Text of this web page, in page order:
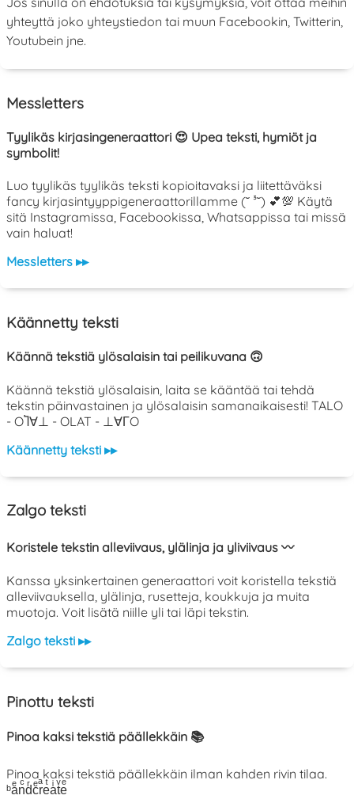
yhteyttä joko yhteystiedon tai muun Facebookin, Twitterin,
Youtubein jne.
Messletters
Tyylikäs kirjasingeneraattori 😍 Upea teksti, hymiöt ja
symbolit!
Luo tyylikäs tyylikäs teksti kopioitavaksi ja liitettäväksi
fancy kirjasintyyppigeneraattorillamme (˘ ³˘) 💕💯 Käytä
sitä Instagramissa, Facebookissa, Whatsappissa tai missä
vain haluat!
Messletters ▸▸
Käännetty teksti
Käännä tekstiä ylösalaisin tai peilikuvana 🙃
Käännä tekstiä ylösalaisin, laita se kääntää tai tehdä
tekstin päinvastainen ja ylösalaisin samanaikaisesti! TALO
- OႨ∀⊥ - OLAT - ⊥∀ΓO
Käännetty teksti ▸▸
Zalgo teksti
Koristele tekstin alleviivaus, ylälinja ja yliviivaus 〰️
Kanssa yksinkertainen generaattori voit koristella tekstiä
alleviivauksella, ylälinja, rusetteja, koukkuja ja muita
muotoja. Voit lisätä niille yli tai läpi tekstin.
Zalgo teksti ▸▸
Pinottu teksti
Pinoa kaksi tekstiä päällekkäin 📚
Pinoa kaksi tekstiä päällekkäin ilman kahden rivin tilaa.
ᵇaͤnͨdͬcͤrͣeͭaͥtͮeͤ